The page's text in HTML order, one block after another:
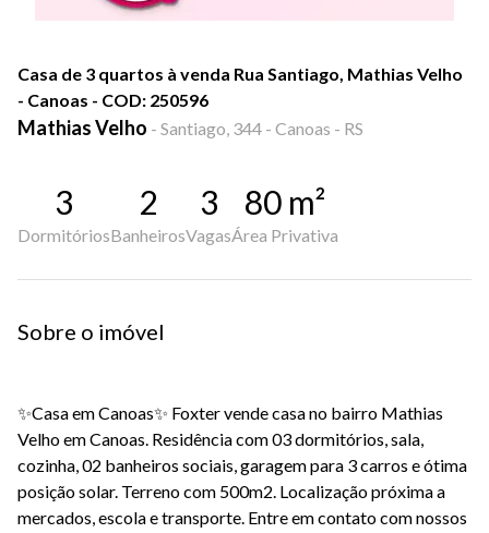
Casa de 3 quartos à venda Rua Santiago, Mathias Velho
- Canoas - COD: 250596
Mathias Velho - Santiago, 344 - Canoas - RS
3
Dormitórios
2
Banheiros
3
Vagas
80 m²
Área Privativa
Sobre o imóvel
✨Casa em Canoas✨ Foxter vende casa no bairro Mathias
Velho em Canoas. Residência com 03 dormitórios, sala,
cozinha, 02 banheiros sociais, garagem para 3 carros e ótima
posição solar. Terreno com 500m2. Localização próxima a
mercados, escola e transporte. Entre em contato com nossos